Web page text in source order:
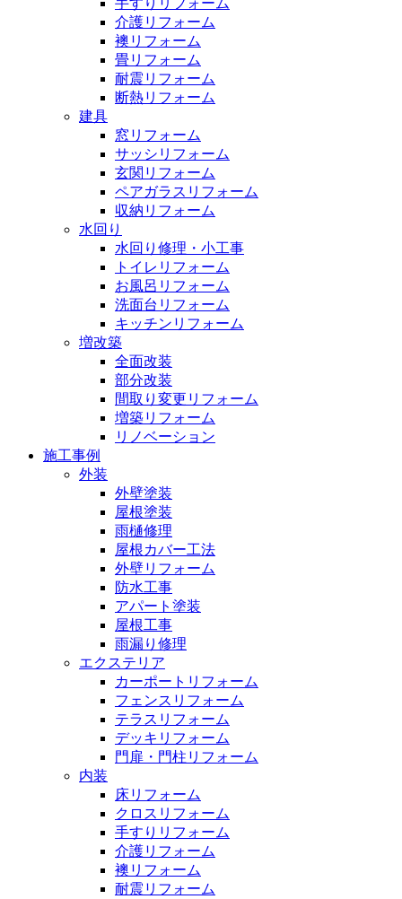
手すりリフォーム
介護リフォーム
襖リフォーム
畳リフォーム
耐震リフォーム
断熱リフォーム
建具
窓リフォーム
サッシリフォーム
玄関リフォーム
ペアガラスリフォーム
収納リフォーム
水回り
水回り修理・小工事
トイレリフォーム
お風呂リフォーム
洗面台リフォーム
キッチンリフォーム
増改築
全面改装
部分改装
間取り変更リフォーム
増築リフォーム
リノベーション
施工事例
外装
外壁塗装
屋根塗装
雨樋修理
屋根カバー工法
外壁リフォーム
防水工事
アパート塗装
屋根工事
雨漏り修理
エクステリア
カーポートリフォーム
フェンスリフォーム
テラスリフォーム
デッキリフォーム
門扉・門柱リフォーム
内装
床リフォーム
クロスリフォーム
手すりリフォーム
介護リフォーム
襖リフォーム
耐震リフォーム